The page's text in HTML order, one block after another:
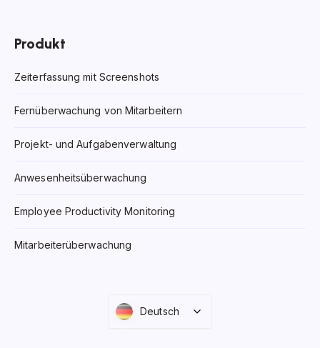
Produkt
Zeiterfassung mit Screenshots
Fernüberwachung von Mitarbeitern
Projekt- und Aufgabenverwaltung
Anwesenheitsüberwachung
Employee Productivity Monitoring
Mitarbeiterüberwachung
Deutsch